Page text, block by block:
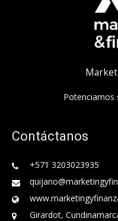
Potenciamos
Contáctanos
+571 3203023935
Girardot,